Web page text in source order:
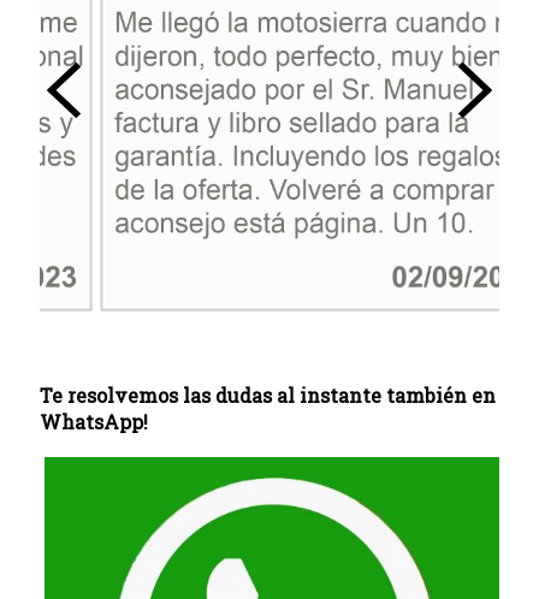
Te resolvemos las dudas al instante también en
WhatsApp!